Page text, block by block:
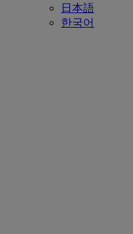
日本語
한국어